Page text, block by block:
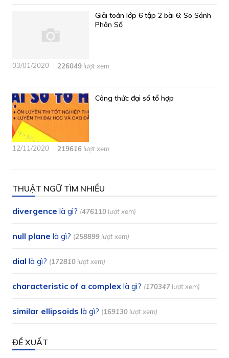
Giải toán lớp 6 tập 2 bài 6: So Sánh
Phân Số
03/01/2020 226049 lượt xem
Công thức đại số tổ hợp
12/11/2020 219616 lượt xem
THUẬT NGỮ TÌM NHIỀU
divergence là gì? (476110 lượt xem)
null plane là gì? (258899 lượt xem)
dial là gì? (172810 lượt xem)
characteristic of a complex là gì? (170347 lượt xem)
similar ellipsoids là gì? (169130 lượt xem)
ĐỀ XUẤT